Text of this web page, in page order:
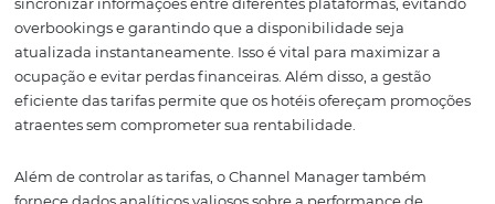
hóspedes.
Por fim, é importante ressaltar que a comunicação clara
atraente sobre essas ofertas é fundamental. Utilizar
alta qualidade e descrições detalhadas em plataformas
na decisão de compra dos casais.